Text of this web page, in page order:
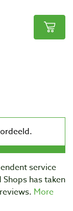
service
has taken
More